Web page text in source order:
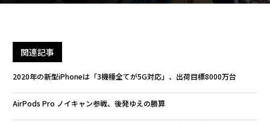
関連記事
2020年の新型iPhoneは「3機種全てが5G対応」、出荷目標8000万台
AirPods Pro ノイキャン参戦、後発ゆえの勝算